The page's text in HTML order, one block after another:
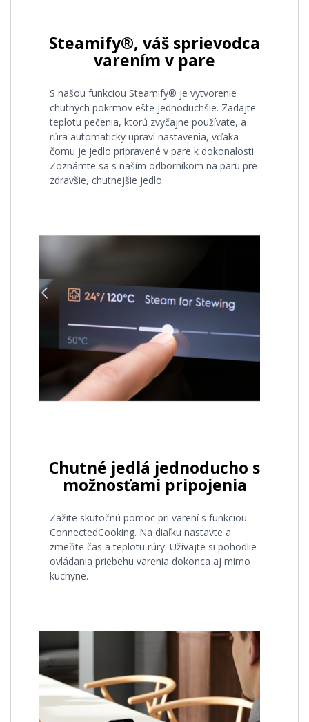
Steamify®, váš sprievodca
varením v pare
S našou funkciou Steamify® je vytvorenie
chutných pokrmov ešte jednoduchšie. Zadajte
teplotu pečenia, ktorú zvyčajne používate, a
rúra automaticky upraví nastavenia, vďaka
čomu je jedlo pripravené v pare k dokonalosti.
Zoznámte sa s naším odborníkom na paru pre
zdravšie, chutnejšie jedlo.
Chutné jedlá jednoducho s
možnosťami pripojenia
Zažite skutočnú pomoc pri varení s funkciou
ConnectedCooking. Na diaľku nastavte a
zmeňte čas a teplotu rúry. Užívajte si pohodlie
ovládania priebehu varenia dokonca aj mimo
kuchyne.